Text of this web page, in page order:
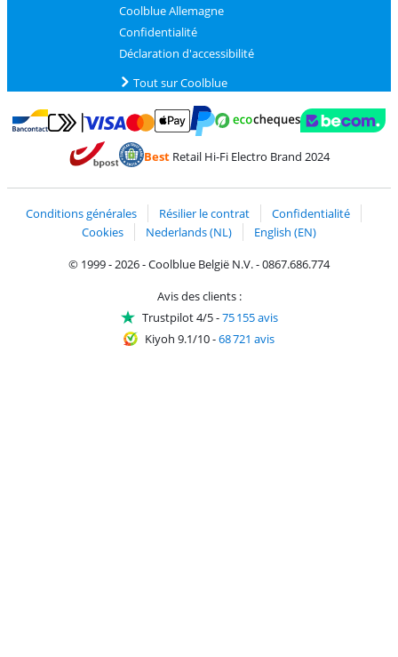
Coolblue Allemagne
Confidentialité
Déclaration d'accessibilité
Tout sur Coolblue
Payer avec Bancontact
Payer avec MasterCard et Visa via ClickToPay
Payer avec PayPal
BestRetail Hi-Fi Electro Brand 2024
Conditions générales Résilier le contrat
Confidentialité
Cookies
Nederlands (NL)
English (EN)
© 1999 - 2026 - Coolblue België N.V. - 0867.686.774
Avis des clients :
Trustpilot 4/5-75 155 avis
Kiyoh 9.1/10-68 721 avis